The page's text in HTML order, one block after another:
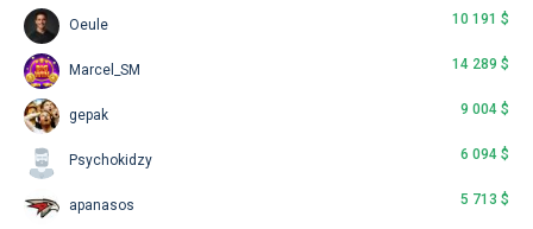
Oeule 10 191 $
Marcel_SM 14 289 $
gepak 9 004 $
Psychokidzy 6 094 $
apanasos 5 713 $